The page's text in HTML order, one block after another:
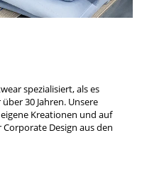
spezialisiert, als es
30 Jahren. Unsere
Kreationen und auf
Design aus den